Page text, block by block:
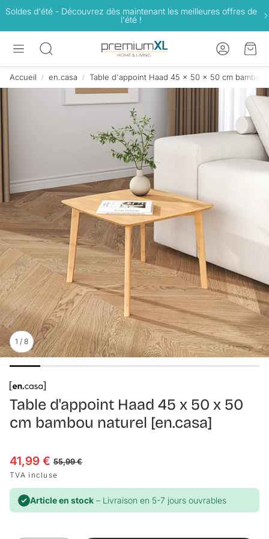
Soldes d'été - Découvrez dès maintenant les meilleures offres de
l'été !
Rechercher
Compte
Accueil en.casa Table d'appoint Haad 45 x 50 x 50 cm bambou
1 / 8
Table d'appoint Haad 45 x 50 x 50
cm bambou naturel [en.casa]
Prix en solde
41,99 €
Prix habituel
55,99 €
TVA incluse
Article en stock – Livraison en 5-7 jours ouvrables